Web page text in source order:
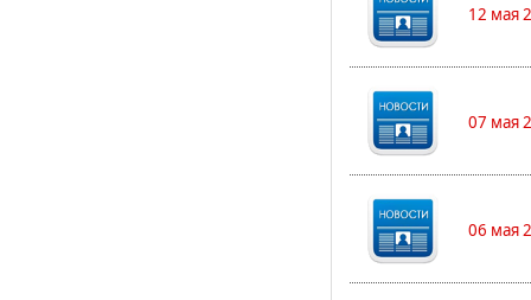
12 мая
07 мая
06 мая